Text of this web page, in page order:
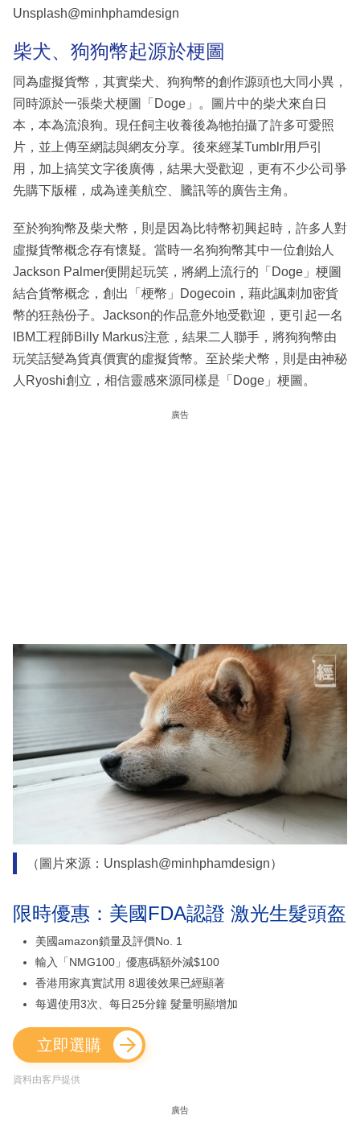
Unsplash@minhphamdesign
柴犬、狗狗幣起源於梗圖
同為虛擬貨幣，其實柴犬、狗狗幣的創作源頭也大同小異，
同時源於一張柴犬梗圖「Doge」。圖片中的柴犬來自日
本，本為流浪狗。現任飼主收養後為牠拍攝了許多可愛照
片，並上傳至網誌與網友分享。後來經某Tumblr用戶引
用，加上搞笑文字後廣傳，結果大受歡迎，更有不少公司爭
先購下版權，成為達美航空、騰訊等的廣告主角。
至於狗狗幣及柴犬幣，則是因為比特幣初興起時，許多人對
虛擬貨幣概念存有懷疑。當時一名狗狗幣其中一位創始人
Jackson Palmer便開起玩笑，將網上流行的「Doge」梗圖
結合貨幣概念，創出「梗幣」Dogecoin，藉此諷刺加密貨
幣的狂熱份子。Jackson的作品意外地受歡迎，更引起一名
IBM工程師Billy Markus注意，結果二人聯手，將狗狗幣由
玩笑話變為貨真價實的虛擬貨幣。至於柴犬幣，則是由神秘
人Ryoshi創立，相信靈感來源同樣是「Doge」梗圖。
廣告
（圖片來源：Unsplash@minhphamdesign）
限時優惠：美國FDA認證 激光生髮頭盔
美國amazon鎖量及評價No. 1
輸入「NMG100」優惠碼額外減$100
香港用家真實試用 8週後效果已經顯著
每週使用3次、每日25分鐘 髮量明顯增加
立即選購
資料由客戶提供
廣告